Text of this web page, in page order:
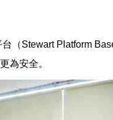
（Stewart Platform
為安全。